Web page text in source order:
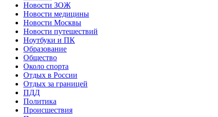
Новости ЗОЖ
Новости медицины
Новости Москвы
Новости путешествий
Ноутбуки и ПК
Образование
Общество
Около спорта
Отдых в России
Отдых за границей
ПДД
Политика
Происшествия